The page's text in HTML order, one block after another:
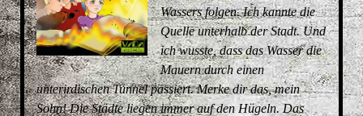
Wassers folgen. Ich kannte die
Quelle unterhalb der Stadt. Und
ich wusste, dass das Wasser die
Mauern durch einen
unterirdischen Tunnel passiert. Merke dir das, mein
Sohn! Die Städte liegen immer auf den Hügeln. Das